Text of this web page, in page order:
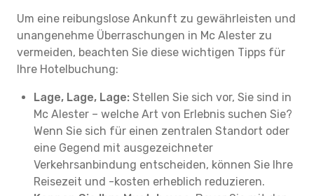
Um eine reibungslose Ankunft zu gewährleisten und
unangenehme Überraschungen in Mc Alester zu
vermeiden, beachten Sie diese wichtigen Tipps für
Ihre Hotelbuchung:
Lage, Lage, Lage: Stellen Sie sich vor, Sie sind in
Mc Alester – welche Art von Erlebnis suchen Sie?
Wenn Sie sich für einen zentralen Standort oder
eine Gegend mit ausgezeichneter
Verkehrsanbindung entscheiden, können Sie Ihre
Reisezeit und -kosten erheblich reduzieren.